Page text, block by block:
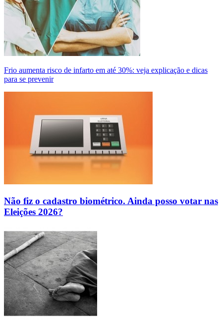
Frio aumenta risco de infarto em até 30%: veja explicação e dicas
para se prevenir
Não fiz o cadastro biométrico. Ainda posso votar nas
Eleições 2026?